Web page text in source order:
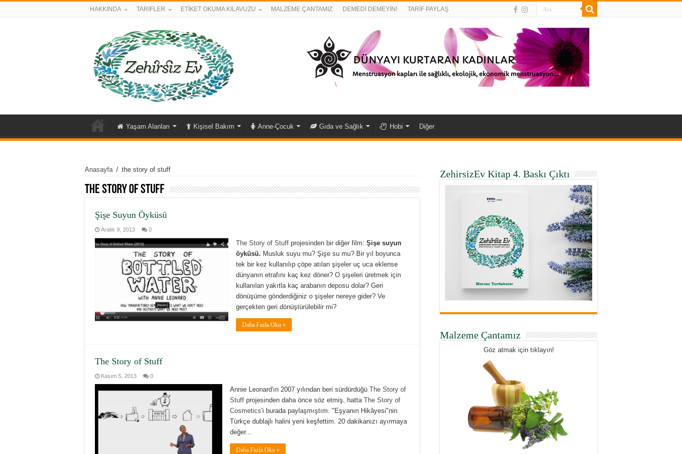
HAKKINDA TARİFLER ETİKET OKUMA KILAVUZU MALZEME ÇANTAMIZ DEMEDİ DEMEYİN! TARİF PAYLAŞ
Yaşam Alanları Kişisel Bakım Anne-Çocuk Gıda ve Sağlık Hobi Diğer
Anasayfa / the story of stuff
the story of stuff
Şişe Suyun Öyküsü
Aralık 9, 2013 0
The Story of Stuff projesinden bir diğer film: Şişe suyun
öyküsü. Musluk suyu mu? Şişe su mu? Bir yıl boyunca
tek bir kez kullanılıp çöpe atılan şişeler uç uca eklense
dünyanın etrafını kaç kez döner? O şişeleri üretmek için
kullanılan yakıtla kaç arabanın deposu dolar? Geri
dönüşüme gönderdiğiniz o şişeler nereye gider? Ve
gerçekten geri dönüştürülebilir mi?
Daha Fazla Oku »
The Story of Stuff
Kasım 5, 2013 0
Annie Leonard'ın 2007 yılından beri sürdürdüğü The Story of
Stuff projesinden daha önce söz etmiş, hatta The Story of
Cosmetics'i burada paylaşmıştım. "Eşyanın Hikâyesi"nin
Türkçe dublajlı halini yeni keşfettim. 20 dakikanızı ayırmaya
değer...
Daha Fazla Oku »
ZehirsizEv Kitap 4. Baskı Çıktı
Malzeme Çantamız
Göz atmak için tıklayın!